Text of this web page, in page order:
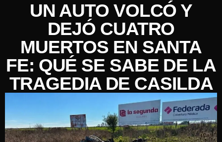
UN AUTO VOLCÓ Y
DEJÓ CUATRO
MUERTOS EN SANTA
FE: QUÉ SE SABE DE LA
TRAGEDIA DE CASILDA